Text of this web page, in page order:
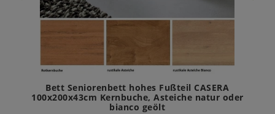
Bett Seniorenbett hohes Fußteil CASERA
100x200x43cm Kernbuche, Asteiche natur oder
bianco geölt